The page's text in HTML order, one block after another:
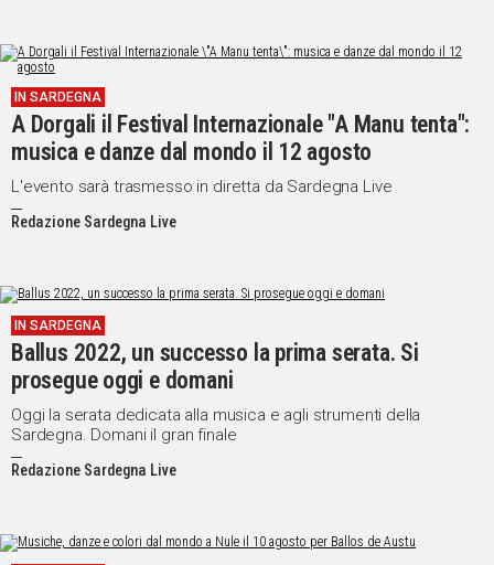
IN SARDEGNA
A Dorgali il Festival Internazionale "A Manu tenta":
musica e danze dal mondo il 12 agosto
L'evento sarà trasmesso in diretta da Sardegna Live
Redazione Sardegna Live
IN SARDEGNA
Ballus 2022, un successo la prima serata. Si
prosegue oggi e domani
Oggi la serata dedicata alla musica e agli strumenti della
Sardegna. Domani il gran finale
Redazione Sardegna Live